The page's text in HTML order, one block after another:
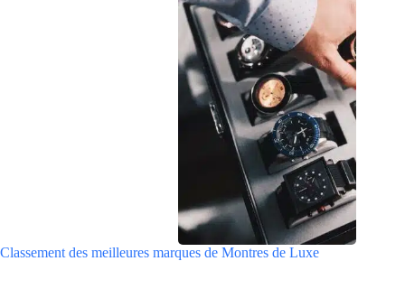
Classement des meilleures marques de Montres de Luxe